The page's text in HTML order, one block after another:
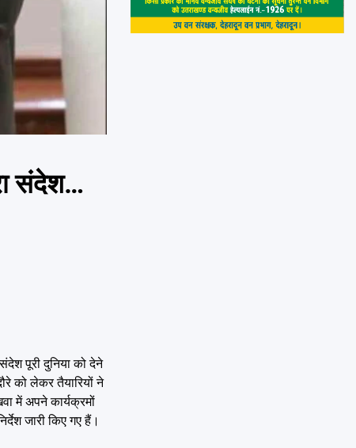
संदेश…
पूरी दुनिया को देने
को लेकर तैयारियों ने
में अपने कार्यक्रमों
जारी किए गए हैं।